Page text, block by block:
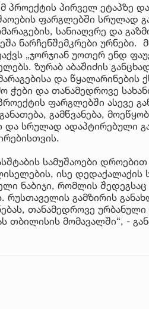
პირველ ეტაპზე
ფარგლებში სრულად
სანიაღვრე და
ნარჩენშემკრები ურნები.
„ჯორჯიან უოთერ ენდ
ზურაბ აბაშიძის
და წყალარინების
ჭები და თანამედროვე
ფარგლებში ასევე
გამწვანება,
სრულად ადაპტირებული
სამუშაოები
ისე დედაქალაქის
ნაბიჯი, რომლის შედეგსაც
გამზირის
თანამედროვე ურბანული
თბილისის მომავალში“, -